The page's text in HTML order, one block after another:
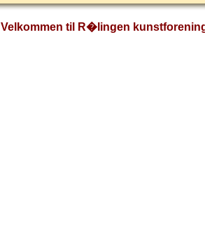
Velkommen til R�lingen